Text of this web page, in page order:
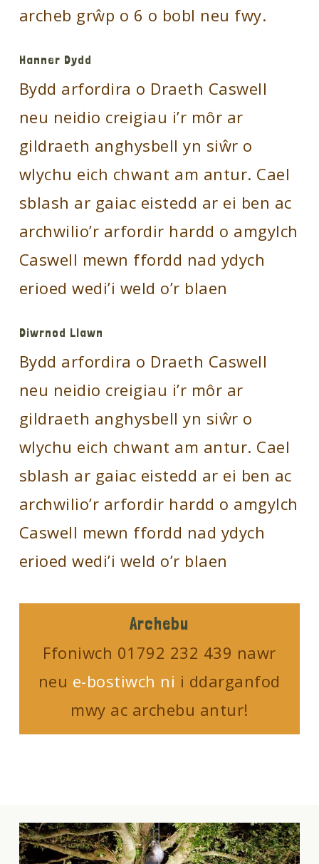
archeb grŵp o 6 o bobl neu fwy.
Hanner Dydd
Bydd arfordira o Draeth Caswell
neu neidio creigiau i’r môr ar
gildraeth anghysbell yn siŵr o
wlychu eich chwant am antur. Cael
sblash ar gaiac eistedd ar ei ben ac
archwilio’r arfordir hardd o amgylch
Caswell mewn ffordd nad ydych
erioed wedi’i weld o’r blaen
Diwrnod Llawn
Bydd arfordira o Draeth Caswell
neu neidio creigiau i’r môr ar
gildraeth anghysbell yn siŵr o
wlychu eich chwant am antur. Cael
sblash ar gaiac eistedd ar ei ben ac
archwilio’r arfordir hardd o amgylch
Caswell mewn ffordd nad ydych
erioed wedi’i weld o’r blaen
Archebu
Ffoniwch 01792 232 439 nawr
neu e-bostiwch ni i ddarganfod
mwy ac archebu antur!